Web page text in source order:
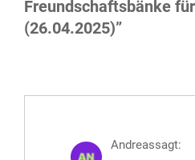
Freundschaftsbänke
(26.04.2025)”
Andreassagt: